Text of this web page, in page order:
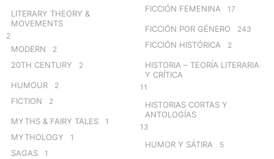
LITERARY THEORY &
MOVEMENTS
2
MODERN 2
20TH CENTURY 2
HUMOUR 2
FICTION 2
MYTHS & FAIRY TALES 1
MYTHOLOGY 1
SAGAS 1
FICCIÓN FEMENINA 17
FICCIÓN POR GÉNERO 243
FICCIÓN HISTÓRICA 2
HISTORIA – TEORÍA LITERARIA
Y CRÍTICA
11
HISTORIAS CORTAS Y
ANTOLOGÍAS
13
HUMOR Y SÁTIRA 5